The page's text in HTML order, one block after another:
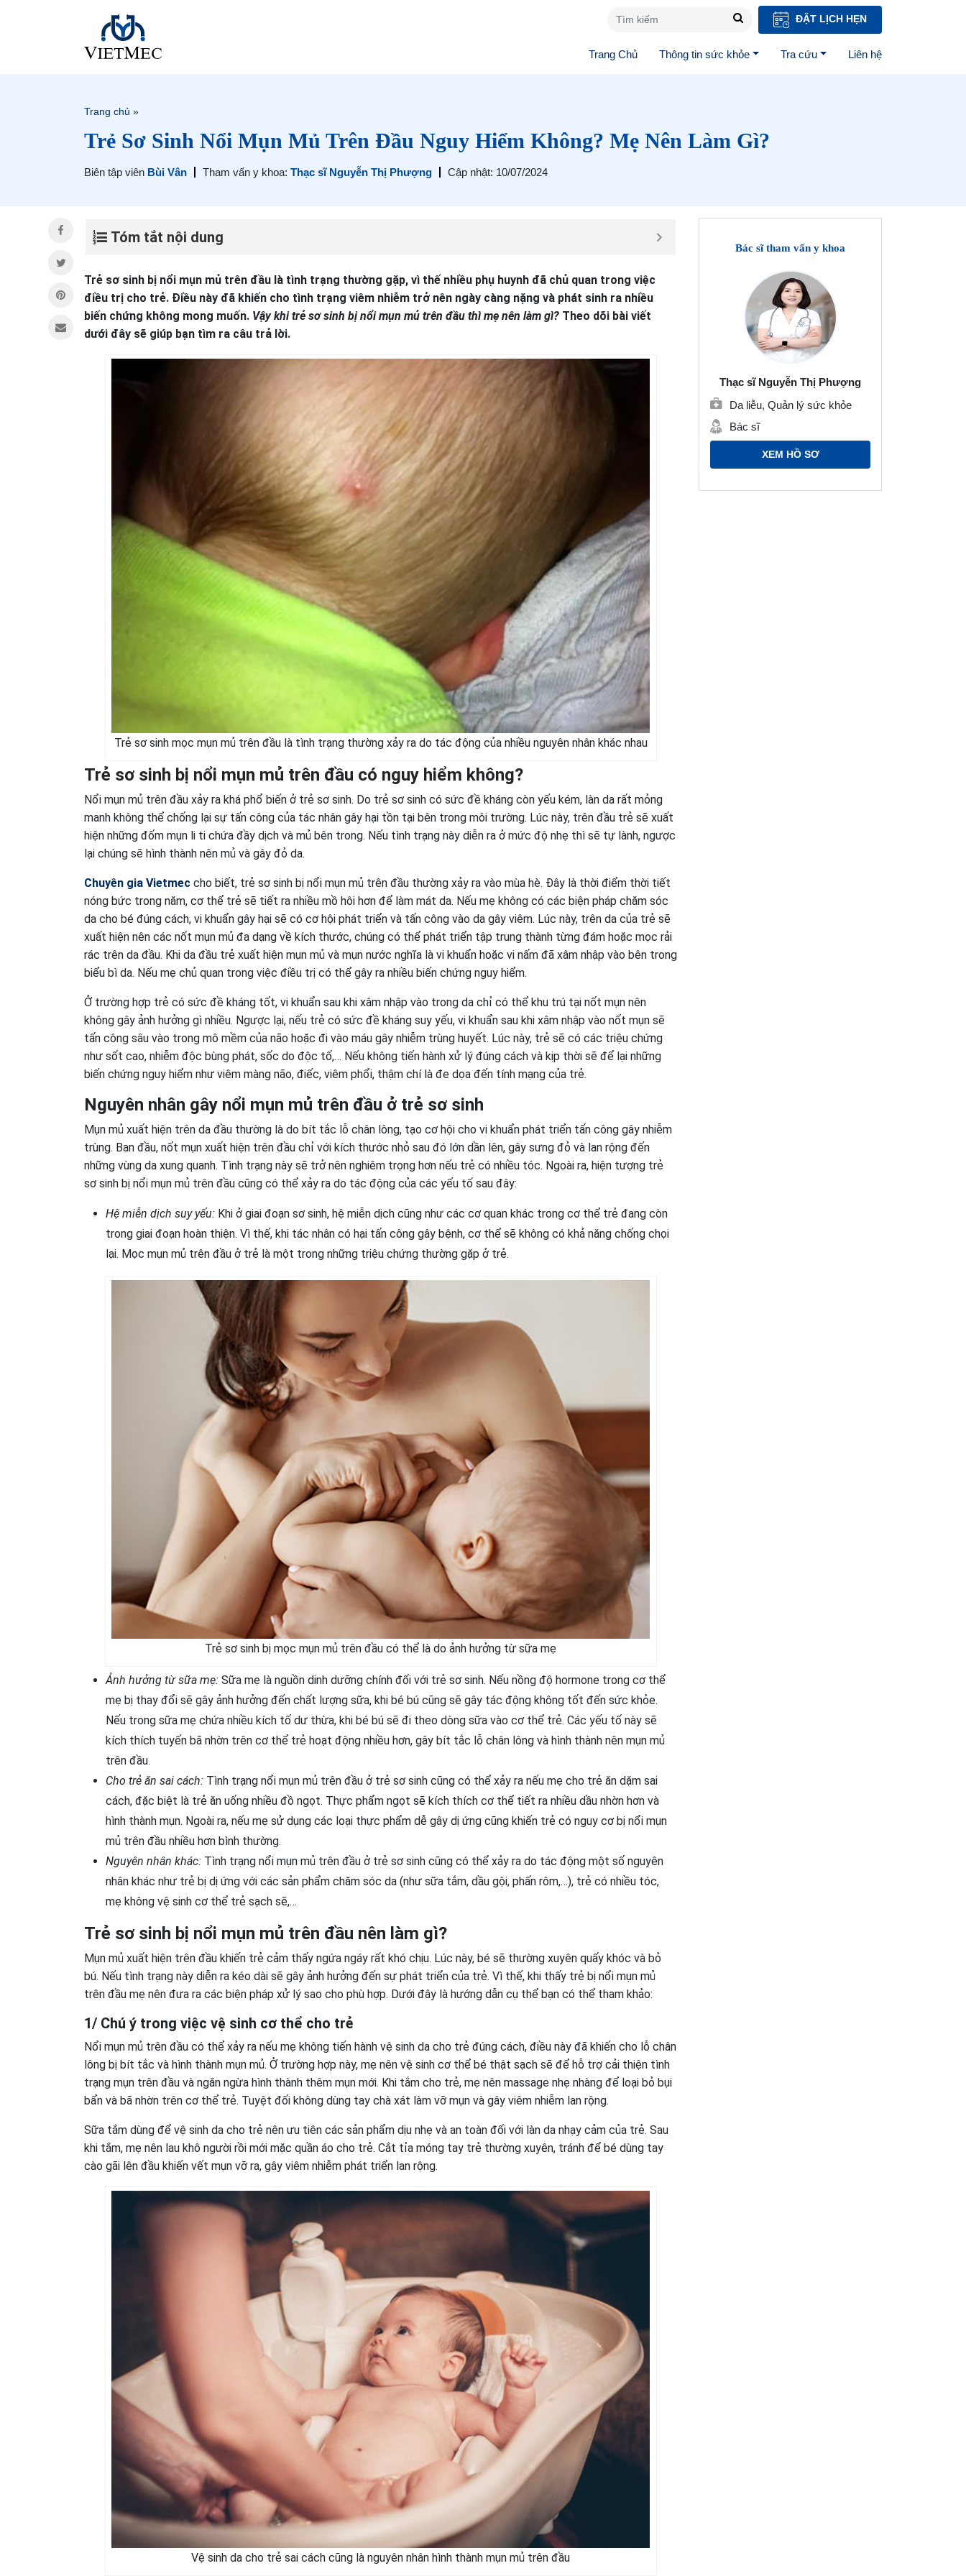
ĐẶT LỊCH HẸN
Trang Chủ Thông tin sức khỏe Tra cứu Liên hệ
Trang chủ »
Trẻ Sơ Sinh Nổi Mụn Mủ Trên Đầu Nguy Hiểm Không? Mẹ Nên Làm Gì?
Biên tập viên Bùi Vân Tham vấn y khoa: Thạc sĩ Nguyễn Thị Phượng Cập nhật: 10/07/2024
Tóm tắt nội dung
Trẻ sơ sinh bị nổi mụn mủ trên đầu là tình trạng thường gặp, vì thế nhiều phụ huynh đã chủ quan trong việc
điều trị cho trẻ. Điều này đã khiến cho tình trạng viêm nhiễm trở nên ngày càng nặng và phát sinh ra nhiều
biến chứng không mong muốn. Vậy khi trẻ sơ sinh bị nổi mụn mủ trên đầu thì mẹ nên làm gì? Theo dõi bài viết
dưới đây sẽ giúp bạn tìm ra câu trả lời.
Trẻ sơ sinh mọc mụn mủ trên đầu là tình trạng thường xảy ra do tác động của nhiều nguyên nhân khác nhau
Trẻ sơ sinh bị nổi mụn mủ trên đầu có nguy hiểm không?
Nổi mụn mủ trên đầu xảy ra khá phổ biến ở trẻ sơ sinh. Do trẻ sơ sinh có sức đề kháng còn yếu kém, làn da rất mỏng
manh không thể chống lại sự tấn công của tác nhân gây hại tồn tại bên trong môi trường. Lúc này, trên đầu trẻ sẽ xuất
hiện những đốm mụn li ti chứa đầy dịch và mủ bên trong. Nếu tình trạng này diễn ra ở mức độ nhẹ thì sẽ tự lành, ngược
lại chúng sẽ hình thành nên mủ và gây đỏ da.
Chuyên gia Vietmec cho biết, trẻ sơ sinh bị nổi mụn mủ trên đầu thường xảy ra vào mùa hè. Đây là thời điểm thời tiết
nóng bức trong năm, cơ thể trẻ sẽ tiết ra nhiều mồ hôi hơn để làm mát da. Nếu mẹ không có các biện pháp chăm sóc
da cho bé đúng cách, vi khuẩn gây hại sẽ có cơ hội phát triển và tấn công vào da gây viêm. Lúc này, trên da của trẻ sẽ
xuất hiện nên các nốt mụn mủ đa dạng về kích thước, chúng có thể phát triển tập trung thành từng đám hoặc mọc rải
rác trên da đầu. Khi da đầu trẻ xuất hiện mụn mủ và mụn nước nghĩa là vi khuẩn hoặc vi nấm đã xâm nhập vào bên trong
biểu bì da. Nếu mẹ chủ quan trong việc điều trị có thể gây ra nhiều biến chứng nguy hiểm.
Ở trường hợp trẻ có sức đề kháng tốt, vi khuẩn sau khi xâm nhập vào trong da chỉ có thể khu trú tại nốt mụn nên
không gây ảnh hưởng gì nhiều. Ngược lại, nếu trẻ có sức đề kháng suy yếu, vi khuẩn sau khi xâm nhập vào nốt mụn sẽ
tấn công sâu vào trong mô mềm của não hoặc đi vào máu gây nhiễm trùng huyết. Lúc này, trẻ sẽ có các triệu chứng
như sốt cao, nhiễm độc bùng phát, sốc do độc tố,… Nếu không tiến hành xử lý đúng cách và kịp thời sẽ để lại những
biến chứng nguy hiểm như viêm màng não, điếc, viêm phổi, thậm chí là đe dọa đến tính mạng của trẻ.
Nguyên nhân gây nổi mụn mủ trên đầu ở trẻ sơ sinh
Mụn mủ xuất hiện trên da đầu thường là do bít tắc lỗ chân lông, tạo cơ hội cho vi khuẩn phát triển tấn công gây nhiễm
trùng. Ban đầu, nốt mụn xuất hiện trên đầu chỉ với kích thước nhỏ sau đó lớn dần lên, gây sưng đỏ và lan rộng đến
những vùng da xung quanh. Tình trạng này sẽ trở nên nghiêm trọng hơn nếu trẻ có nhiều tóc. Ngoài ra, hiện tượng trẻ
sơ sinh bị nổi mụn mủ trên đầu cũng có thể xảy ra do tác động của các yếu tố sau đây:
Hệ miễn dịch suy yếu: Khi ở giai đoạn sơ sinh, hệ miễn dịch cũng như các cơ quan khác trong cơ thể trẻ đang còn
trong giai đoạn hoàn thiện. Vì thế, khi tác nhân có hại tấn công gây bệnh, cơ thể sẽ không có khả năng chống chọi
lại. Mọc mụn mủ trên đầu ở trẻ là một trong những triệu chứng thường gặp ở trẻ.
Trẻ sơ sinh bị mọc mụn mủ trên đầu có thể là do ảnh hưởng từ sữa mẹ
Ảnh hưởng từ sữa mẹ: Sữa mẹ là nguồn dinh dưỡng chính đối với trẻ sơ sinh. Nếu nồng độ hormone trong cơ thể
mẹ bị thay đổi sẽ gây ảnh hưởng đến chất lượng sữa, khi bé bú cũng sẽ gây tác động không tốt đến sức khỏe.
Nếu trong sữa mẹ chứa nhiều kích tố dư thừa, khi bé bú sẽ đi theo dòng sữa vào cơ thể trẻ. Các yếu tố này sẽ
kích thích tuyến bã nhờn trên cơ thể trẻ hoạt động nhiều hơn, gây bít tắc lỗ chân lông và hình thành nên mụn mủ
trên đầu.
Cho trẻ ăn sai cách: Tình trạng nổi mụn mủ trên đầu ở trẻ sơ sinh cũng có thể xảy ra nếu mẹ cho trẻ ăn dặm sai
cách, đặc biệt là trẻ ăn uống nhiều đồ ngọt. Thực phẩm ngọt sẽ kích thích cơ thể tiết ra nhiều dầu nhờn hơn và
hình thành mụn. Ngoài ra, nếu mẹ sử dụng các loại thực phẩm dễ gây dị ứng cũng khiến trẻ có nguy cơ bị nổi mụn
mủ trên đầu nhiều hơn bình thường.
Nguyên nhân khác: Tình trạng nổi mụn mủ trên đầu ở trẻ sơ sinh cũng có thể xảy ra do tác động một số nguyên
nhân khác như trẻ bị dị ứng với các sản phẩm chăm sóc da (như sữa tắm, dầu gội, phấn rôm,…), trẻ có nhiều tóc,
mẹ không vệ sinh cơ thể trẻ sạch sẽ,…
Trẻ sơ sinh bị nổi mụn mủ trên đầu nên làm gì?
Mụn mủ xuất hiện trên đầu khiến trẻ cảm thấy ngứa ngáy rất khó chịu. Lúc này, bé sẽ thường xuyên quấy khóc và bỏ
bú. Nếu tình trạng này diễn ra kéo dài sẽ gây ảnh hưởng đến sự phát triển của trẻ. Vì thế, khi thấy trẻ bị nổi mụn mủ
trên đầu mẹ nên đưa ra các biện pháp xử lý sao cho phù hợp. Dưới đây là hướng dẫn cụ thể bạn có thể tham khảo:
1/ Chú ý trong việc vệ sinh cơ thể cho trẻ
Nổi mụn mủ trên đầu có thể xảy ra nếu mẹ không tiến hành vệ sinh da cho trẻ đúng cách, điều này đã khiến cho lỗ chân
lông bị bít tắc và hình thành mụn mủ. Ở trường hợp này, mẹ nên vệ sinh cơ thể bé thật sạch sẽ để hỗ trợ cải thiện tình
trạng mụn trên đầu và ngăn ngừa hình thành thêm mụn mới. Khi tắm cho trẻ, mẹ nên massage nhẹ nhàng để loại bỏ bụi
bẩn và bã nhờn trên cơ thể trẻ. Tuyệt đối không dùng tay chà xát làm vỡ mụn và gây viêm nhiễm lan rộng.
Sữa tắm dùng để vệ sinh da cho trẻ nên ưu tiên các sản phẩm dịu nhẹ và an toàn đối với làn da nhạy cảm của trẻ. Sau
khi tắm, mẹ nên lau khô người rồi mới mặc quần áo cho trẻ. Cắt tỉa móng tay trẻ thường xuyên, tránh để bé dùng tay
cào gãi lên đầu khiến vết mụn vỡ ra, gây viêm nhiễm phát triển lan rộng.
Vệ sinh da cho trẻ sai cách cũng là nguyên nhân hình thành mụn mủ trên đầu
Bác sĩ tham vấn y khoa
Thạc sĩ Nguyễn Thị Phượng
Da liễu, Quản lý sức khỏe
Bác sĩ
XEM HỒ SƠ